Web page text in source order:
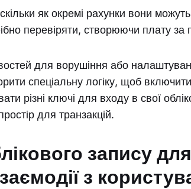
як окремі рахунки вони
перевіряти, створюючи плату за
для ворушіння або
спеціальну логіку, щоб
різні ключі для входу в свої
для транзакцій.
запису для
з